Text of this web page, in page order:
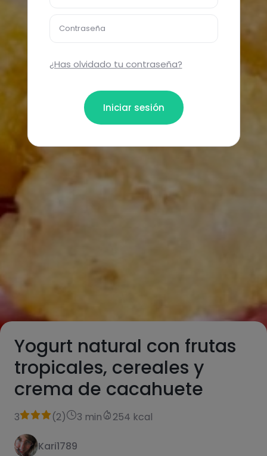
Yogurt natural con frutas
tropicales, cereales y
crema de cacahuete
3 (2) 3 min 254 kcal
Kari1789
Contraseña
¿Has olvidado tu contraseña?
Iniciar sesión